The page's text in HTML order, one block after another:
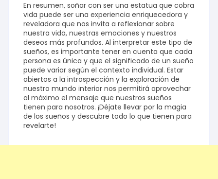
En resumen, soñar con ser una estatua que cobra
vida puede ser una experiencia enriquecedora y
reveladora que nos invita a reflexionar sobre
nuestra vida, nuestras emociones y nuestros
deseos más profundos. Al interpretar este tipo de
sueños, es importante tener en cuenta que cada
persona es única y que el significado de un sueño
puede variar según el contexto individual. Estar
abiertos a la introspección y la exploración de
nuestro mundo interior nos permitirá aprovechar
al máximo el mensaje que nuestros sueños
tienen para nosotros. ¡Déjate llevar por la magia
de los sueños y descubre todo lo que tienen para
revelarte!